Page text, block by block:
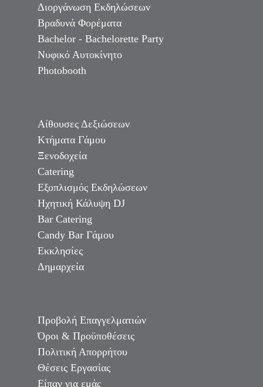
MAiRA
Διοργάνωση Εκδηλώσεων
Βραδυνά Φορέματα
Bachelor - Bachelorette Party
Νυφικό Αυτοκίνητο
Photobooth
Αίθουσες Δεξιώσεων
Κτήματα Γάμου
Ξενοδοχεία
Catering
Εξοπλισμός Εκδηλώσεων
Ηχητική Κάλυψη DJ
Bar Catering
Candy Bar Γάμου
Εκκλησίες
Δημαρχεία
Προβολή Επαγγελματιών
Όροι & Προϋποθέσεις
Πολιτική Απορρήτου
Θέσεις Εργασίας
Είπαν για εμάς